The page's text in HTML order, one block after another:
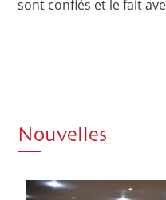
sont confiés et le fait
Nouvelles